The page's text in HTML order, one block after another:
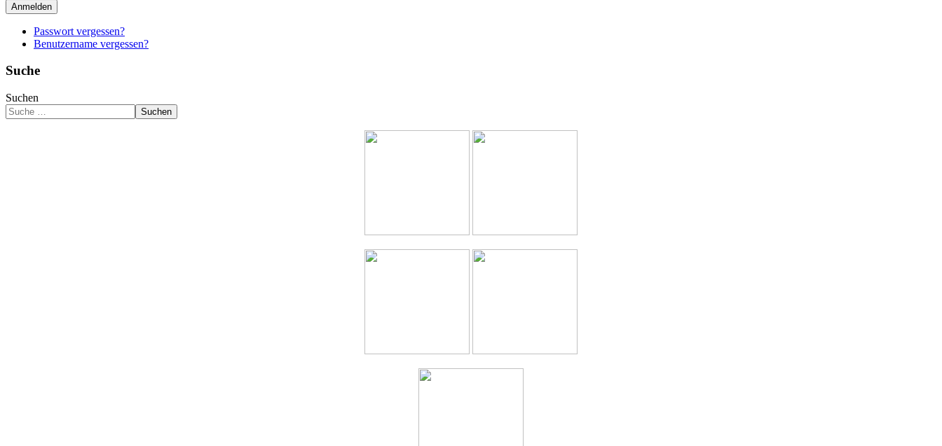
Anmelden
Passwort vergessen?
Benutzername vergessen?
Suche
Suchen
Suchen